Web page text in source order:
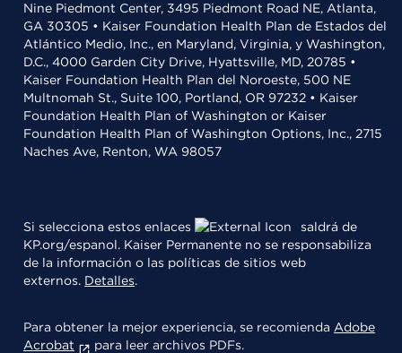
Nine Piedmont Center, 3495 Piedmont Road NE, Atlanta,
GA 30305 • Kaiser Foundation Health Plan de Estados del
Atlántico Medio, Inc., en Maryland, Virginia, y Washington,
D.C., 4000 Garden City Drive, Hyattsville, MD, 20785 •
Kaiser Foundation Health Plan del Noroeste, 500 NE
Multnomah St., Suite 100, Portland, OR 97232 • Kaiser
Foundation Health Plan of Washington or Kaiser
Foundation Health Plan of Washington Options, Inc., 2715
Naches Ave, Renton, WA 98057
Si selecciona estos enlaces
saldrá de
KP.org/espanol. Kaiser Permanente no se responsabiliza
de la información o las políticas de sitios web
externos. Detalles.
Para obtener la mejor experiencia, se recomienda Adobe
Acrobat
para leer archivos PDFs.